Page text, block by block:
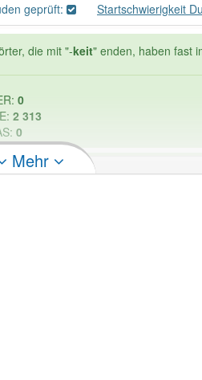
geprüft: Startschwierigkeit
die mit "-keit" enden, haben fast
0
2 313
0
3
Mehr